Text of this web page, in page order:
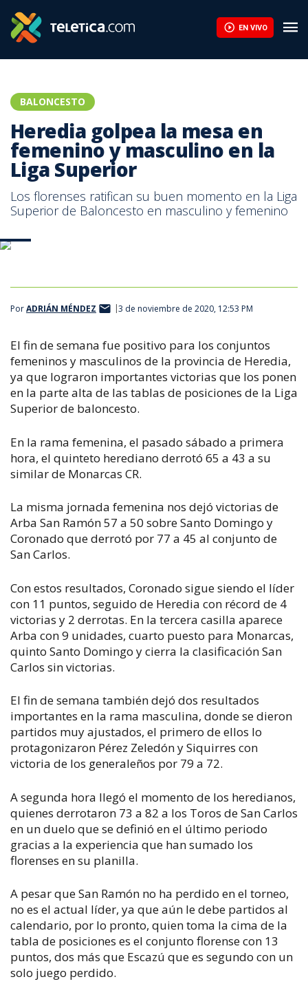
EN VIVO
BALONCESTO
Heredia golpea la mesa en
femenino y masculino en la
Liga Superior
Los florenses ratifican su buen momento en la Liga
Superior de Baloncesto en masculino y femenino
PorADRIÁN MÉNDEZ 3 de noviembre de 2020, 12:53 PM
El fin de semana fue positivo para los conjuntos
femeninos y masculinos de la provincia de Heredia,
ya que lograron importantes victorias que los ponen
en la parte alta de las tablas de posiciones de la Liga
Superior de baloncesto.
En la rama femenina, el pasado sábado a primera
hora, el quinteto herediano derrotó 65 a 43 a su
similar de Monarcas CR.
La misma jornada femenina nos dejó victorias de
Arba San Ramón 57 a 50 sobre Santo Domingo y
Coronado que derrotó por 77 a 45 al conjunto de
San Carlos.
Con estos resultados, Coronado sigue siendo el líder
con 11 puntos, seguido de Heredia con récord de 4
victorias y 2 derrotas. En la tercera casilla aparece
Arba con 9 unidades, cuarto puesto para Monarcas,
quinto Santo Domingo y cierra la clasificación San
Carlos sin victorias.
El fin de semana también dejó dos resultados
importantes en la rama masculina, donde se dieron
partidos muy ajustados, el primero de ellos lo
protagonizaron Pérez Zeledón y Siquirres con
victoria de los generaleños por 79 a 72.
A segunda hora llegó el momento de los heredianos,
quienes derrotaron 73 a 82 a los Toros de San Carlos
en un duelo que se definió en el último periodo
gracias a la experiencia que han sumado los
florenses en su planilla.
A pesar que San Ramón no ha perdido en el torneo,
no es el actual líder, ya que aún le debe partidos al
calendario, por lo pronto, quien toma la cima de la
tabla de posiciones es el conjunto florense con 13
puntos, dos más que Escazú que es segundo con un
solo juego perdido.